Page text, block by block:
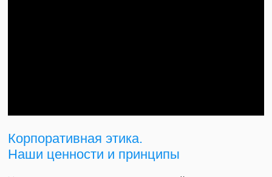
Корпоративная этика.
Наши ценности и принципы